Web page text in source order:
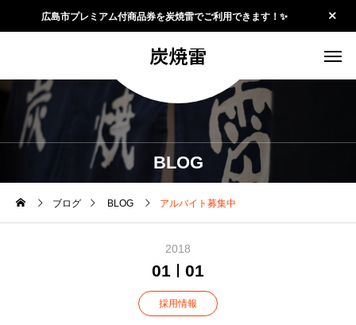
広島市プレミアム付商品券を炭焼雷でご利用できます！✨
炭焼雷
BLOG
ブログ BLOG アルバイト募集中
2018
01 01
採用情報